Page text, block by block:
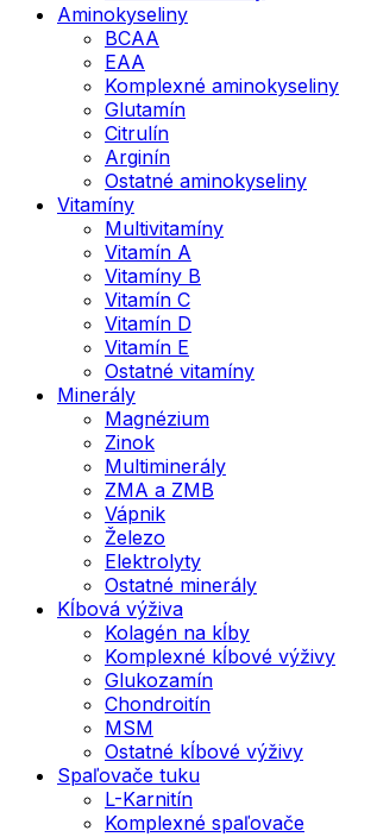
Aminokyseliny
BCAA
EAA
Komplexné aminokyseliny
Glutamín
Citrulín
Arginín
Ostatné aminokyseliny
Vitamíny
Multivitamíny
Vitamín A
Vitamíny B
Vitamín C
Vitamín D
Vitamín E
Ostatné vitamíny
Minerály
Magnézium
Zinok
Multiminerály
ZMA a ZMB
Vápnik
Železo
Elektrolyty
Ostatné minerály
Kĺbová výživa
Kolagén na kĺby
Komplexné kĺbové výživy
Glukozamín
Chondroitín
MSM
Ostatné kĺbové výživy
Spaľovače tuku
L-Karnitín
Komplexné spaľovače